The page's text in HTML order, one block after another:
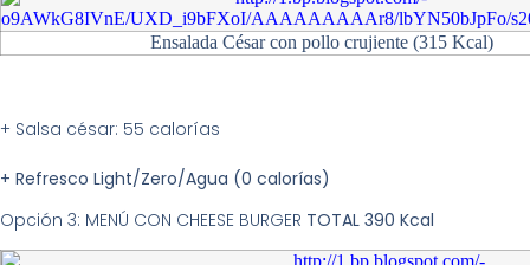
Ensalada César con pollo crujiente (315 Kcal)
+ Salsa césar: 55 calorías
+ Refresco Light/Zero/Agua (0 calorías)
Opción 3: MENÚ CON CHEESE BURGER TOTAL 390 Kcal